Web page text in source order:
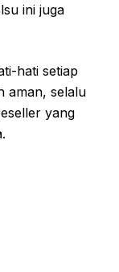
ini juga
hati setiap
aman, selalu
yang